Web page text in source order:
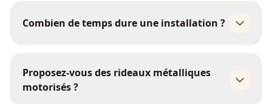
Combien de temps dure une installation ?
journée
Proposez-vous des rideaux métalliques
motorisés ?